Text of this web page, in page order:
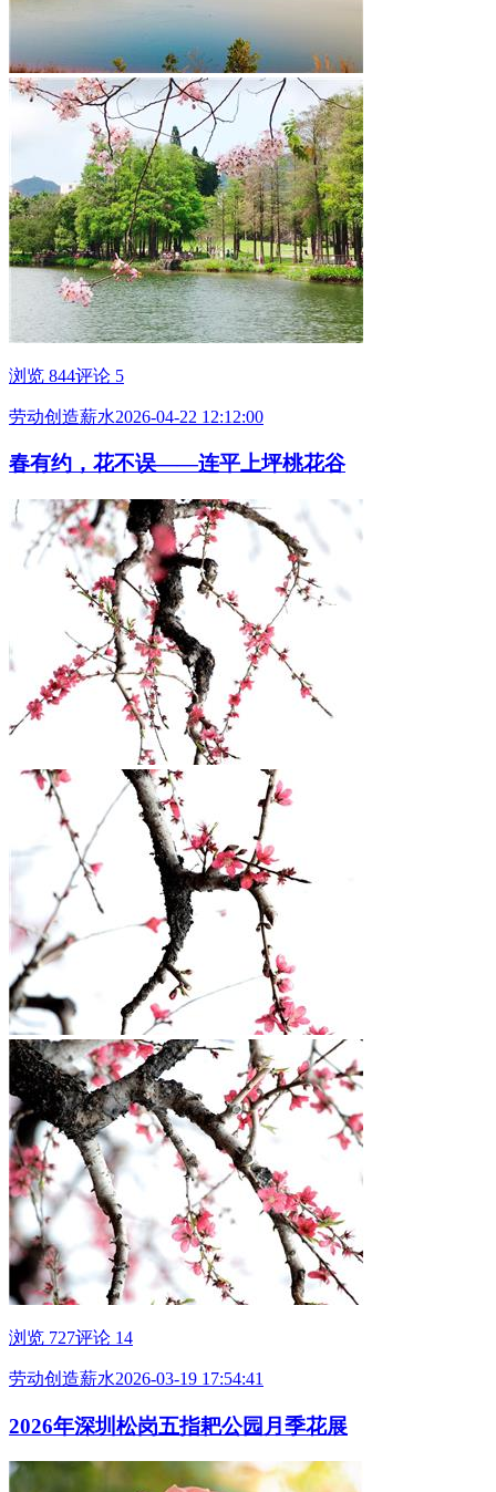
浏览 844评论 5
劳动创造薪水2026-04-22 12:12:00
春有约，花不误——连平上坪桃花谷
浏览 727评论 14
劳动创造薪水2026-03-19 17:54:41
2026年深圳松岗五指耙公园月季花展